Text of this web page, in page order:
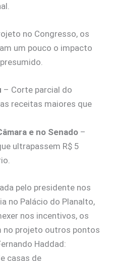
no Congresso, os
um pouco o impacto
– Corte parcial do
receitas maiores que
e no Senado –
ultrapassem R$ 5
pelo presidente nos
no Palácio do Planalto,
nos incentivos, os
no projeto outros pontos
Haddad:
casas de